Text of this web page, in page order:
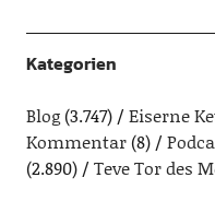
Kategorien
Blog(3.747) Eiserne
Kommentar(8)
(2.890)
Teve Tor des